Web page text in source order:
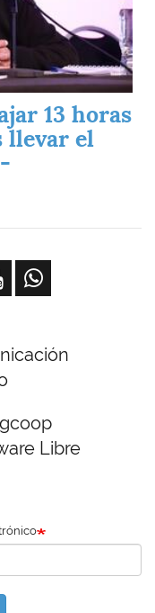
13 horas
llevar el
Libre